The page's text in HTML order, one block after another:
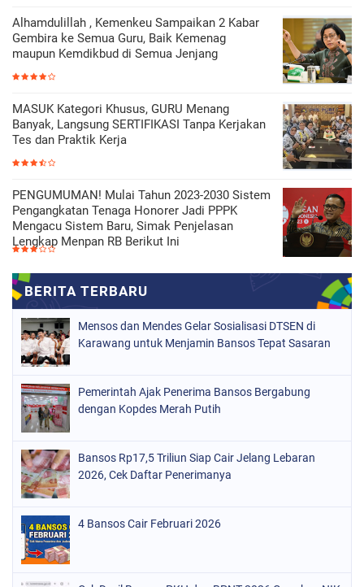
Alhamdulillah , Kemenkeu Sampaikan 2 Kabar
Gembira ke Semua Guru, Baik Kemenag
maupun Kemdikbud di Semua Jenjang
MASUK Kategori Khusus, GURU Menang
Banyak, Langsung SERTIFIKASI Tanpa Kerjakan
Tes dan Praktik Kerja
PENGUMUMAN! Mulai Tahun 2023-2030 Sistem
Pengangkatan Tenaga Honorer Jadi PPPK
Mengacu Sistem Baru, Simak Penjelasan
Lengkap Menpan RB Berikut Ini
Mensos dan Mendes Gelar Sosialisasi DTSEN di
Karawang untuk Menjamin Bansos Tepat Sasaran
Pemerintah Ajak Penerima Bansos Bergabung
dengan Kopdes Merah Putih
Bansos Rp17,5 Triliun Siap Cair Jelang Lebaran
2026, Cek Daftar Penerimanya
4 Bansos Cair Februari 2026